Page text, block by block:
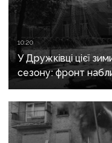
10:20
У Дружківці цієї
сезону: фронт
критично